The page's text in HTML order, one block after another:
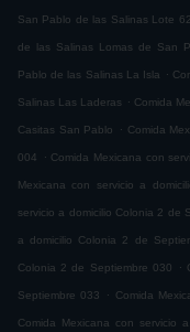
San Pablo de las Salinas Lote 62
de las Salinas Lomas de San
Pablo de las Salinas La Isla .
Salinas Las Laderas . Comida
Casitas San Pablo . Comida
004 . Comida Mexicana con
Mexicana con servicio a
servicio a domicilio Colonia 2 de
a domicilio Colonia 2 de
Colonia 2 de Septiembre 030 .
Septiembre 033 . Comida
Comida Mexicana con servicio